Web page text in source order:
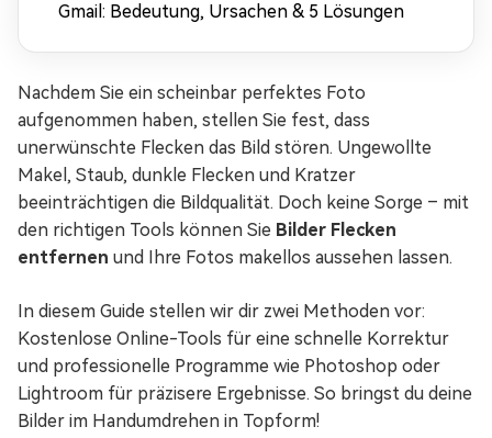
Gmail: Bedeutung, Ursachen & 5 Lösungen
Nachdem Sie ein scheinbar perfektes Foto
aufgenommen haben, stellen Sie fest, dass
unerwünschte Flecken das Bild stören. Ungewollte
Makel, Staub, dunkle Flecken und Kratzer
beeinträchtigen die Bildqualität. Doch keine Sorge – mit
den richtigen Tools können Sie Bilder Flecken
entfernen und Ihre Fotos makellos aussehen lassen.
In diesem Guide stellen wir dir zwei Methoden vor:
Kostenlose Online-Tools für eine schnelle Korrektur
und professionelle Programme wie Photoshop oder
Lightroom für präzisere Ergebnisse. So bringst du deine
Bilder im Handumdrehen in Topform!